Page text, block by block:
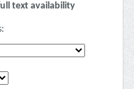
text availability